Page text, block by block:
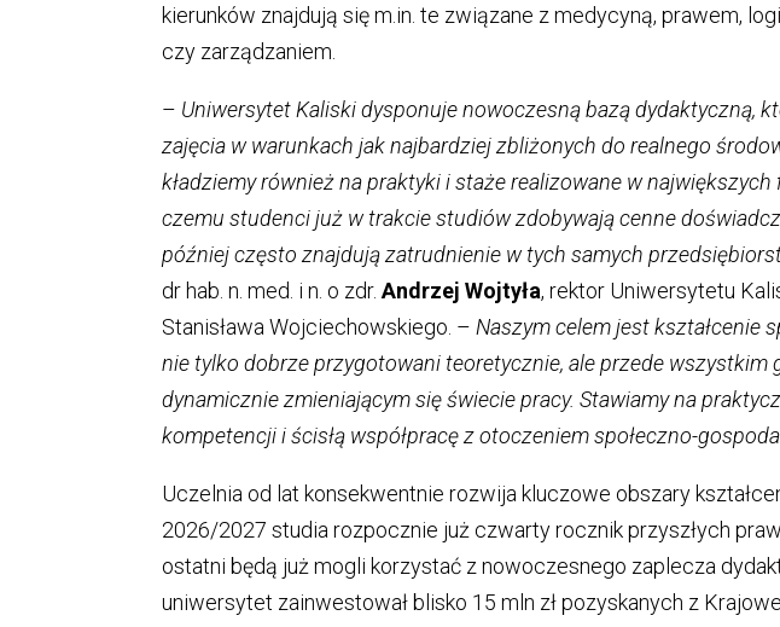
kierunków znajdują się m.in. te związane z medycyną, prawem,
czy zarządzaniem.
– Uniwersytet Kaliski dysponuje nowoczesną bazą dydaktyczną,
zajęcia w warunkach jak najbardziej zbliżonych do realnego
kładziemy również na praktyki i staże realizowane w
czemu studenci już w trakcie studiów zdobywają cenne
później często znajdują zatrudnienie w tych samych
dr hab. n. med. i n. o zdr.Andrzej Wojtyła, rektor Uniwersytetu
Stanisława Wojciechowskiego. – Naszym celem jest kształcenie
nie tylko dobrze przygotowani teoretycznie, ale przede wszystkim
dynamicznie zmieniającym się świecie pracy. Stawiamy na
kompetencji i ścisłą współpracę z otoczeniem społeczno-
Uczelnia od lat konsekwentnie rozwija kluczowe obszary
2026/2027 studia rozpocznie już czwarty rocznik przyszłych
ostatni będą już mogli korzystać z nowoczesnego zaplecza
uniwersytet zainwestował blisko 15 mln zł pozyskanych z